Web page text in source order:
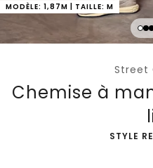
MODÈLE: 1,87M | TAILLE: M
Street
Chemise à
-
STYLE